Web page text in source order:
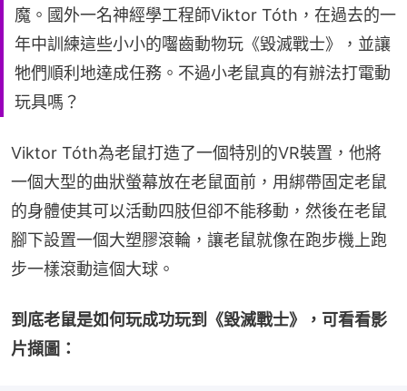
魔。國外一名神經學工程師Viktor Tóth，在過去的一
年中訓練這些小小的囓齒動物玩《毀滅戰士》，並讓
牠們順利地達成任務。不過小老鼠真的有辦法打電動
玩具嗎？
Viktor Tóth為老鼠打造了一個特別的VR裝置，他將
一個大型的曲狀螢幕放在老鼠面前，用綁帶固定老鼠
的身體使其可以活動四肢但卻不能移動，然後在老鼠
腳下設置一個大塑膠滾輪，讓老鼠就像在跑步機上跑
步一樣滾動這個大球。
到底老鼠是如何玩成功玩到《毀滅戰士》，可看看影
片擷圖：